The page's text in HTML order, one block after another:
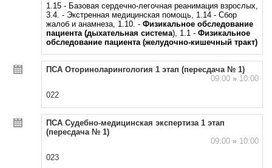
1.15 - Базовая сердечно-легочная реанимация взрослых,
3.4. - Экстренная медицинская помощь, 1.14 - Сбор
жалоб и анамнеза, 1.10. - Физикальное обследование
пациента (дыхательная система), 1.1 - Физикальное
обследование пациента(желудочно-кишечный тракт)
ПСА Оториноларингология 1 этап (пересдача № 1)
09:00 »10:00
022
ПСА Судебно-медицинская экспертиза 1 этап
(пересдача № 1)
09:00 »10:00
023